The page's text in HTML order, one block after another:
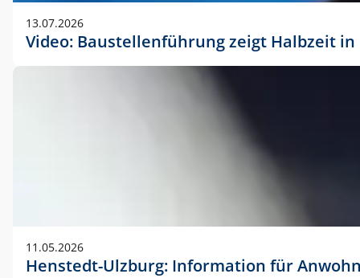
13.07.2026
Video: Baustellenführung zeigt Halbzeit
11.05.2026
Henstedt-Ulzburg: Information für